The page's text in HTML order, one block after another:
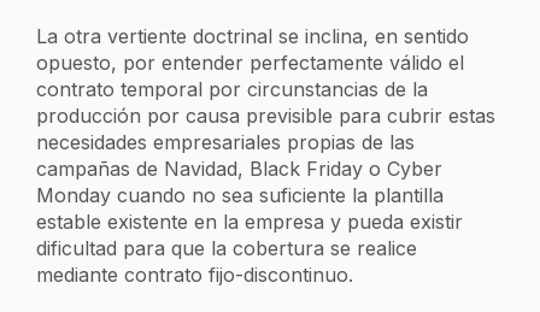
La otra vertiente doctrinal se inclina, en sentido
opuesto, por entender perfectamente válido el
contrato temporal por circunstancias de la
producción por causa previsible para cubrir estas
necesidades empresariales propias de las
campañas de Navidad, Black Friday o Cyber
Monday cuando no sea suficiente la plantilla
estable existente en la empresa y pueda existir
dificultad para que la cobertura se realice
mediante contrato fijo-discontinuo.